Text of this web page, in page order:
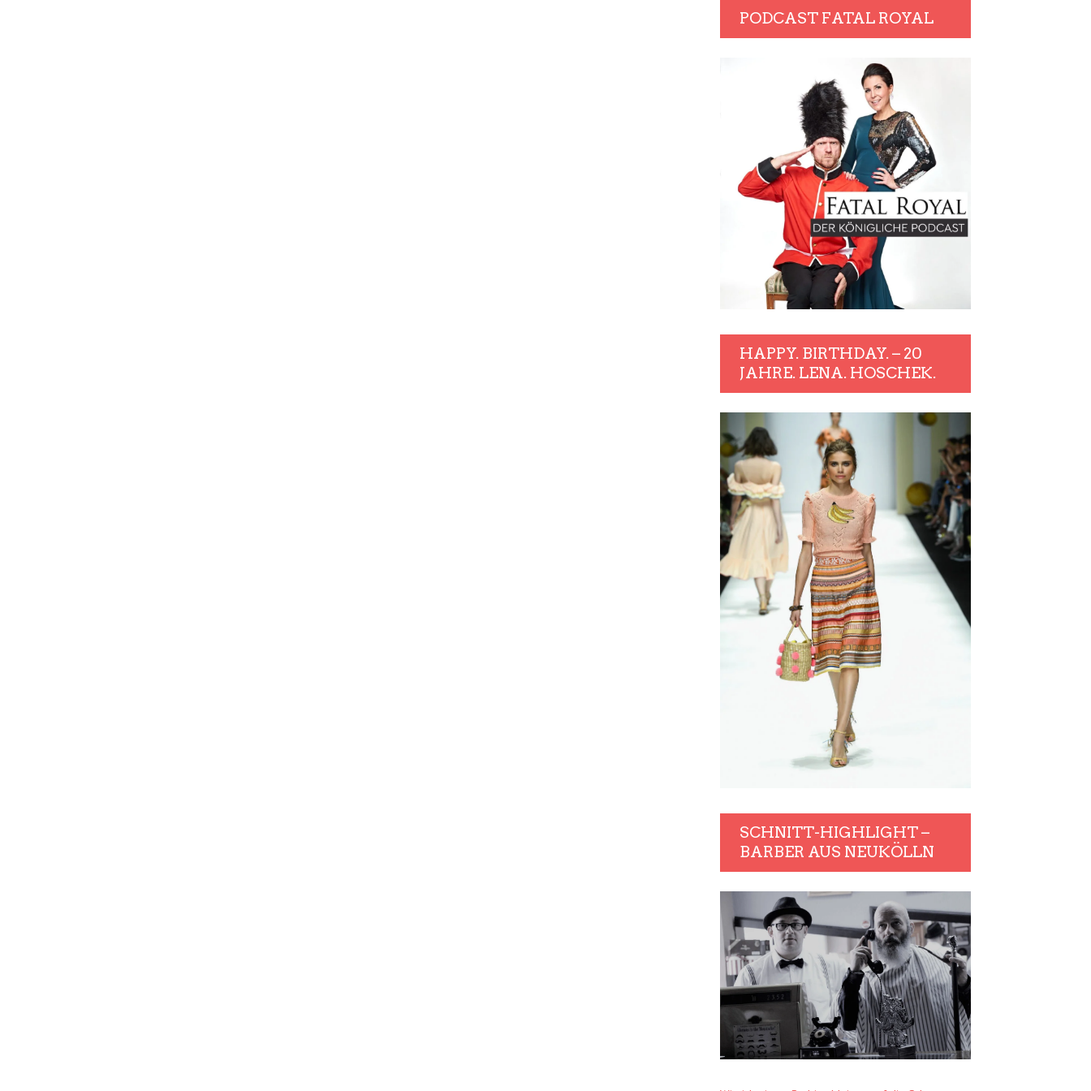
PODCAST FATAL ROYAL
HAPPY. BIRTHDAY. – 20
JAHRE. LENA. HOSCHEK.
SCHNITT-HIGHLIGHT –
BARBER AUS NEUKÖLLN